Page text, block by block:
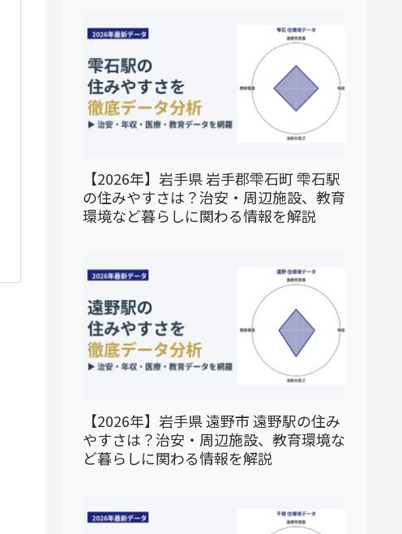
【2026年】岩手県 岩手郡雫石町 雫石駅
の住みやすさは？治安・周辺施設、教育
環境など暮らしに関わる情報を解説
【2026年】岩手県 遠野市 遠野駅の住み
やすさは？治安・周辺施設、教育環境な
ど暮らしに関わる情報を解説